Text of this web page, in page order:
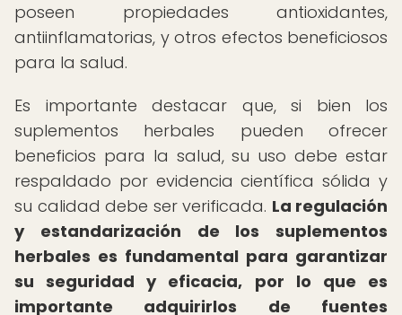
poseen propiedades antioxidantes,
antiinflamatorias, y otros efectos beneficiosos
para la salud.
Es importante destacar que, si bien los
suplementos herbales pueden ofrecer
beneficios para la salud, su uso debe estar
respaldado por evidencia científica sólida y
su calidad debe ser verificada. La regulación
y estandarización de los suplementos
herbales es fundamental para garantizar
su seguridad y eficacia, por lo que es
importante adquirirlos de fuentes